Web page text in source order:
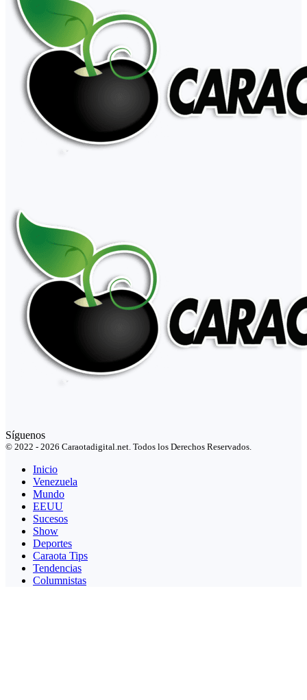
Síguenos
© 2022 - 2026 Caraotadigital.net. Todos los Derechos Reservados.
Inicio
Venezuela
Mundo
EEUU
Sucesos
Show
Deportes
Caraota Tips
Tendencias
Columnistas